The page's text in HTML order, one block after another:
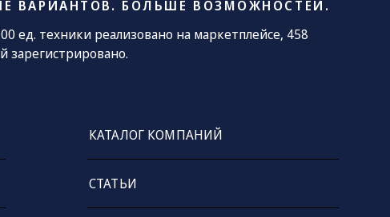
ВАРИАНТОВ. БОЛЬШЕ ВОЗМОЖНОСТЕЙ.
ед. техники реализовано на маркетплейсе, 458
зарегистрировано.
КАТАЛОГ КОМПАНИЙ
СТАТЬИ